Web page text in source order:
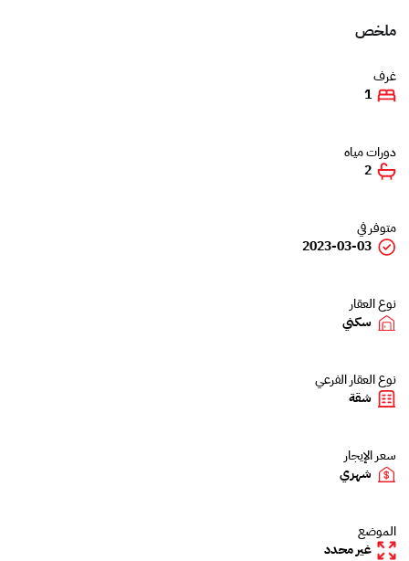
ملخص
غرف
1
دورات مياه
2
متوفر في
2023-03-03
نوع العقار
سكني
نوع العقار الفرعي
شقة
سعر الإيجار
شهري
الموضع
غير محدد